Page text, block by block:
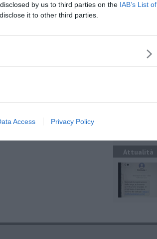
by us to third parties on the IAB’s List of
it to other third parties.
Access Privacy Policy
Cronaca
Attualità